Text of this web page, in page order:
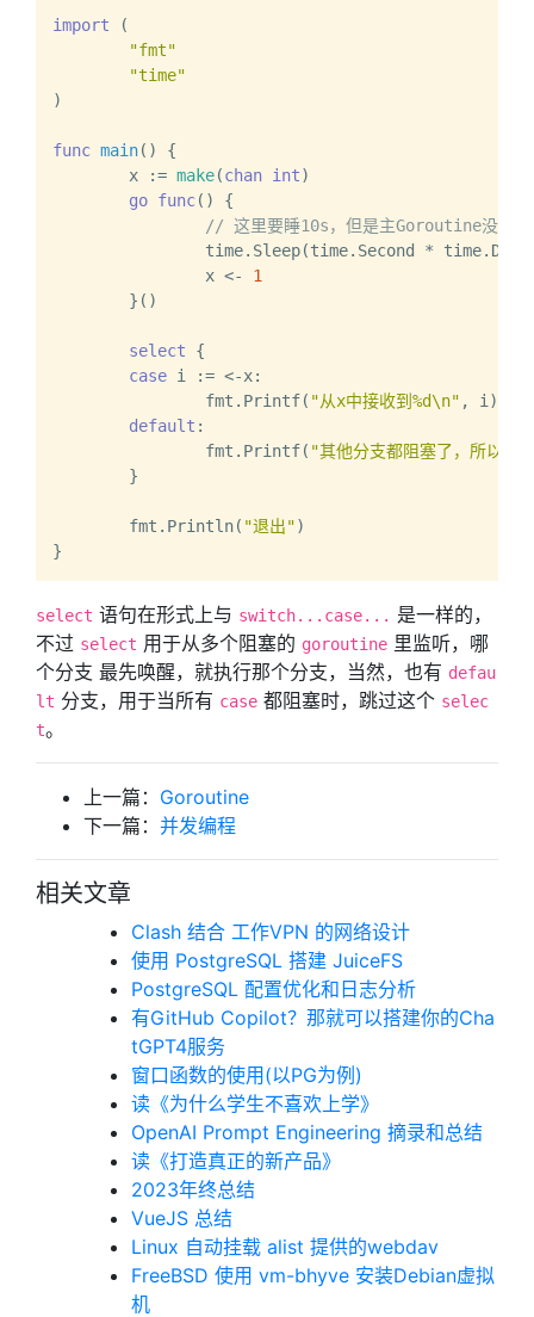
import (
"fmt"
"time"
)
func main()
{
	x :=
make(chan int)
go func()
{
// 这里要睡10s，但是主Goroutine没有
time.Sleep(time.Second *
		x <-
1
select {
case i := <-x:
		fmt.Printf(
"从x中接收到%d\n" , i)
default :
		fmt.Printf(
"其他分支都阻塞了，所以轮
	fmt.Println(
"退出")
select 语句在形式上与 switch...case... 是一样的，
不过 select 用于从多个阻塞的 goroutine 里监听，哪
个分支 最先唤醒，就执行那个分支，当然，也有 defau
lt 分支，用于当所有 case 都阻塞时，跳过这个 selec
t。
上一篇： Goroutine
下一篇： 并发编程
相关文章
Clash 结合 工作VPN 的网络设计
使用 PostgreSQL 搭建 JuiceFS
PostgreSQL 配置优化和日志分析
有GitHub Copilot？那就可以搭建你的Cha
tGPT4服务
窗口函数的使用(以PG为例)
读《为什么学生不喜欢上学》
OpenAI Prompt Engineering 摘录和总结
读《打造真正的新产品》
2023年终总结
VueJS 总结
Linux 自动挂载 alist 提供的webdav
FreeBSD 使用 vm-bhyve 安装Debian虚拟
机